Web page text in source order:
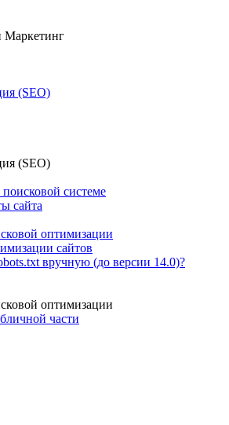
Маркетинг
(SEO)
(SEO)
системе
сайта
оптимизации
сайтов
вручную (до версии 14.0)?
оптимизации
части